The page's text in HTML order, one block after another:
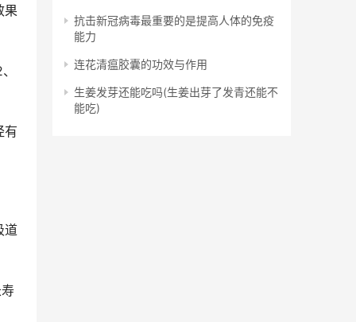
果
有
道
抗击新冠病毒最重要的是提高人体的免疫
能力
连花清瘟胶囊的功效与作用
生姜发芽还能吃吗(生姜出芽了发青还能不
能吃)